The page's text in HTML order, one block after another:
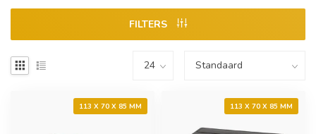
FILTERS
113 X 70 X 85 MM 113 X 70 X 85 MM